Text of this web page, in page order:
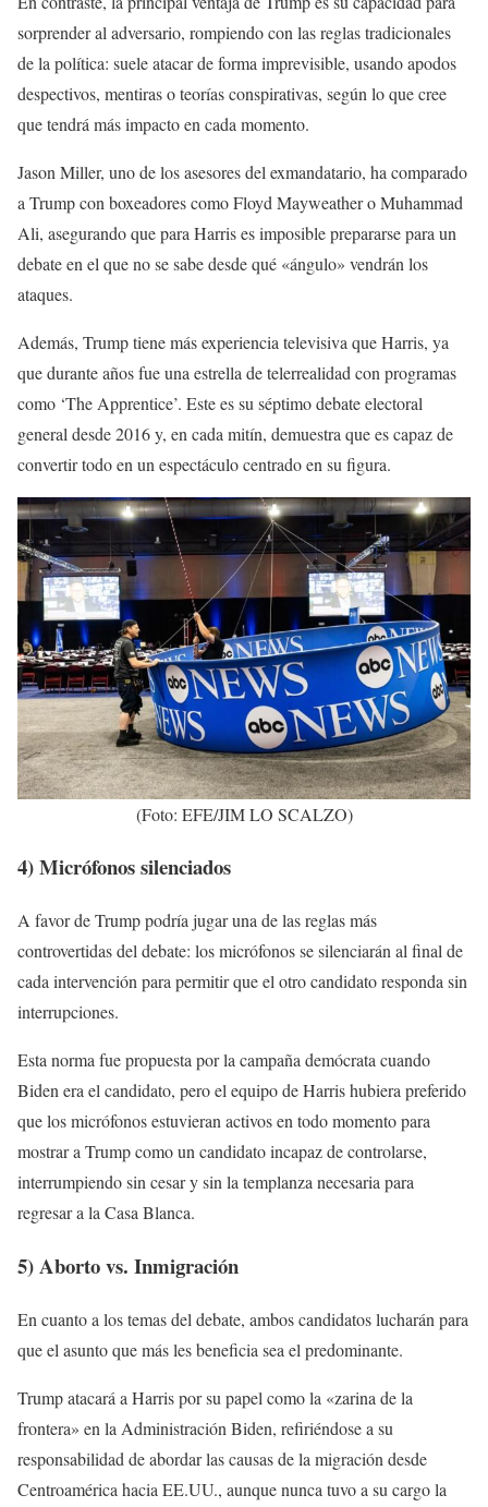
sorprender al adversario, rompiendo con las reglas tradicionales
de la política: suele atacar de forma imprevisible, usando apodos
despectivos, mentiras o teorías conspirativas, según lo que cree
que tendrá más impacto en cada momento.
Jason Miller, uno de los asesores del exmandatario, ha comparado
a Trump con boxeadores como Floyd Mayweather o Muhammad
Ali, asegurando que para Harris es imposible prepararse para un
debate en el que no se sabe desde qué «ángulo» vendrán los
ataques.
Además, Trump tiene más experiencia televisiva que Harris, ya
que durante años fue una estrella de telerrealidad con programas
como ‘The Apprentice’. Este es su séptimo debate electoral
general desde 2016 y, en cada mitín, demuestra que es capaz de
convertir todo en un espectáculo centrado en su figura.
(Foto: EFE/JIM LO SCALZO)
4) Micrófonos silenciados
A favor de Trump podría jugar una de las reglas más
controvertidas del debate: los micrófonos se silenciarán al final de
cada intervención para permitir que el otro candidato responda sin
interrupciones.
Esta norma fue propuesta por la campaña demócrata cuando
Biden era el candidato, pero el equipo de Harris hubiera preferido
que los micrófonos estuvieran activos en todo momento para
mostrar a Trump como un candidato incapaz de controlarse,
interrumpiendo sin cesar y sin la templanza necesaria para
regresar a la Casa Blanca.
5) Aborto vs. Inmigración
En cuanto a los temas del debate, ambos candidatos lucharán para
que el asunto que más les beneficia sea el predominante.
Trump atacará a Harris por su papel como la «zarina de la
frontera» en la Administración Biden, refiriéndose a su
responsabilidad de abordar las causas de la migración desde
Centroamérica hacia EE.UU., aunque nunca tuvo a su cargo la